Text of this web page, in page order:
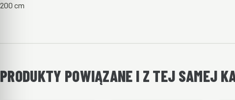
200 cm
PRODUKTY POWIĄZANE I Z TEJ SAMEJ